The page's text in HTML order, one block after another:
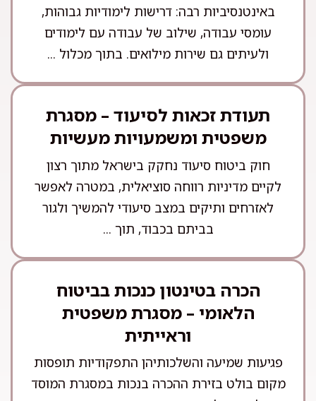
באינטנסיביות רבה: דרישות לימודיות גבוהות,
עומסי עבודה, שילוב של עבודה עם לימודים
ולעיתים גם שירות מילואים. בתוך מכלול ...
תעודת זכאות לסיעוד – מסגרת
משפטית ומשמעויות מעשיות
חוק ביטוח סיעוד נחקק בישראל מתוך רצון
לקיים מדיניות רווחה סוציאלית, במטרה לאפשר
לאזרחים ותיקים במצב סיעודי להמשיך ולגור
בביתם בכבוד, תוך ...
הכרה בטינטון כנכות בביטוח
הלאומי – מסגרת משפטית
וראייתית
פגיעות שמיעה והשלכותיהן התפקודיות תופסות
מקום בולט בזירת ההכרה בנכות במסגרת המוסד